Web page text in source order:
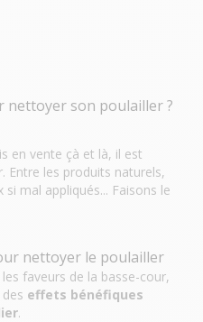
son poulailler ?
en vente çà et là, il est
Entre les produits naturels,
mal appliqués... Faisons le
nettoyer le poulailler
faveurs de la basse-cour,
effets bénéfiques
.